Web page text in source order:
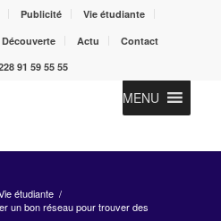
Publicité
Vie étudiante
Découverte Actu
Contact
91 59 55 55
MENU
étudiante /
un bon réseau pour trouver des